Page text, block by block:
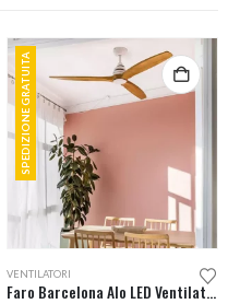
SPEDIZIONE GRATUITA
VENTILATORI
Faro Barcelona Alo LED Ventilatore Bianco